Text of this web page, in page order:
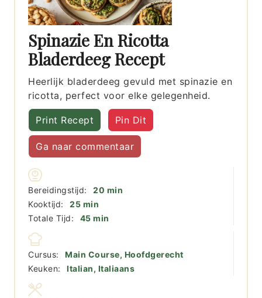
Spinazie En Ricotta
Bladerdeeg Recept
Heerlijk bladerdeeg gevuld met spinazie en
ricotta, perfect voor elke gelegenheid.
Print Recept Pin Dit
Ga naar commentaar
Bereidingstijd: 20 minuten
min
Kooktijd:
25minuten
min
Totale Tijd:
45minuten
min
Cursus:
Main Course, Hoofdgerecht
Keuken:
Italian, Italiaans